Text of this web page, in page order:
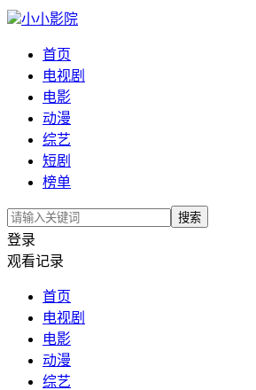
小小影院
首页
电视剧
电影
动漫
综艺
短剧
榜单
搜索
登录
观看记录
首页
电视剧
电影
动漫
综艺